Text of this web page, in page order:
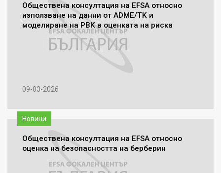
Обществена консултация на EFSA относно
използване на данни от ADME/TK и
моделиране на PBK в оценката на риска
09-03-2026
Новини
Обществена консултация на EFSA относно
оценка на безопасността на бeрберин